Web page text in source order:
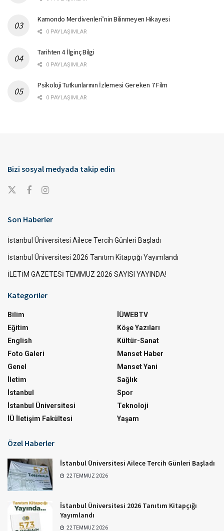
Kamondo Merdivenleri’nin Bilinmeyen Hikayesi
0 PAYLAŞIMLAR
Tarihten 4 İlginç Bilgi
0 PAYLAŞIMLAR
Psikoloji Tutkunlarının İzlemesi Gereken 7 Film
0 PAYLAŞIMLAR
Bizi sosyal medyada takip edin
Son Haberler
İstanbul Üniversitesi Ailece Tercih Günleri Başladı
İstanbul Üniversitesi 2026 Tanıtım Kitapçığı Yayımlandı
İLETİM GAZETESİ TEMMUZ 2026 SAYISI YAYINDA!
Kategoriler
Bilim
Eğitim
English
Foto Galeri
Genel
İletim
İstanbul
İstanbul Üniversitesi
İÜ İletişim Fakültesi
İÜWEBTV
Köşe Yazıları
Kültür-Sanat
Manset Haber
Manset Yani
Sağlık
Spor
Teknoloji
Yaşam
Özel Haberler
İstanbul Üniversitesi Ailece Tercih Günleri Başladı
22 TEMMUZ 2026
İstanbul Üniversitesi 2026 Tanıtım Kitapçığı
Yayımlandı
22 TEMMUZ 2026